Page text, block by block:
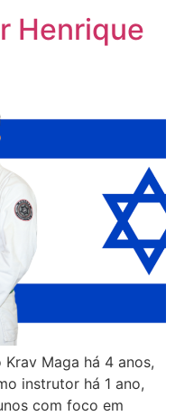
Henrique
Maga há 4 anos,
instrutor há 1 ano,
com foco em